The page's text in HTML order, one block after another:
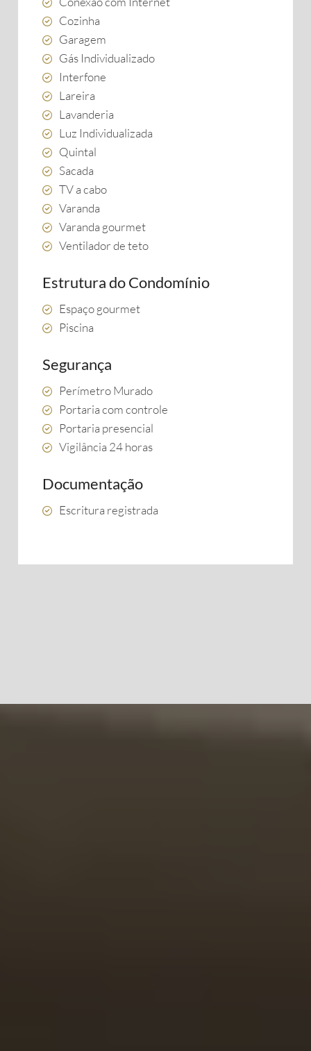
Cozinha
Garagem
Gás Individualizado
Interfone
Lareira
Lavanderia
Luz Individualizada
Quintal
Sacada
TV a cabo
Varanda
Varanda gourmet
Ventilador de teto
Estrutura do Condomínio
Espaço gourmet
Piscina
Segurança
Perímetro Murado
Portaria com controle
Portaria presencial
Vigilância 24 horas
Documentação
Escritura registrada